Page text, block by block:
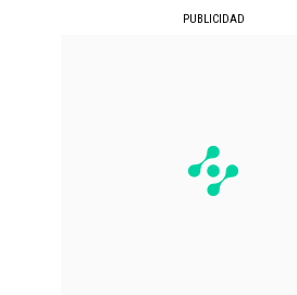
PUBLICIDAD